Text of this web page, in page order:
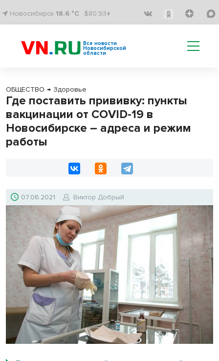
Новосибирск 18.6 °C $80.93↓
Все новости
Новосибирской
области
ОБЩЕСТВО → Здоровье
Где поставить прививку: пункты
вакцинации от COVID-19 в
Новосибирске – адреса и режим
работы
07.06.2021 Виктор Добрый